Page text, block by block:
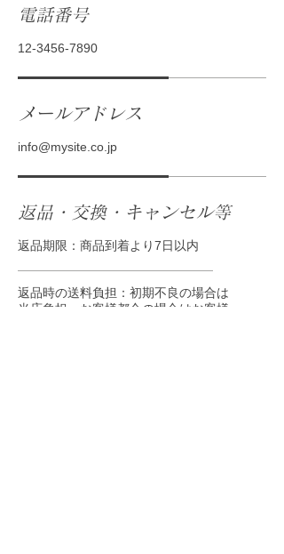
電話番号
12-3456-7890
メールアドレス
info@mysite.co.jp
返品・交換・キャンセル等
返品期限：商品到着より7日以内
返品時の送料負担：初期不良の場合は
当店負担、お客様都合の場合はお客様